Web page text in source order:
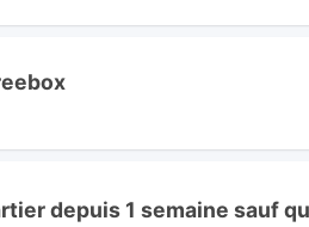
depuis 1 semaine sauf